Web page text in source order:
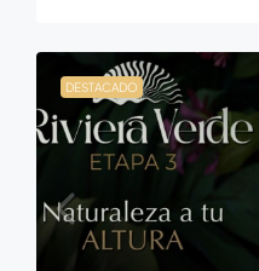
DESTACADO